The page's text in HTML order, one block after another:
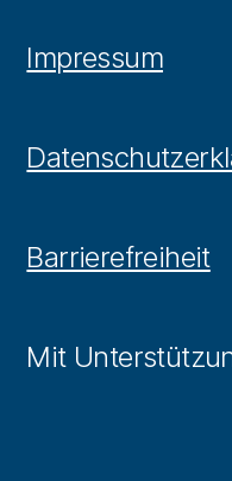
Impressum
Barrierefreiheit
Mit